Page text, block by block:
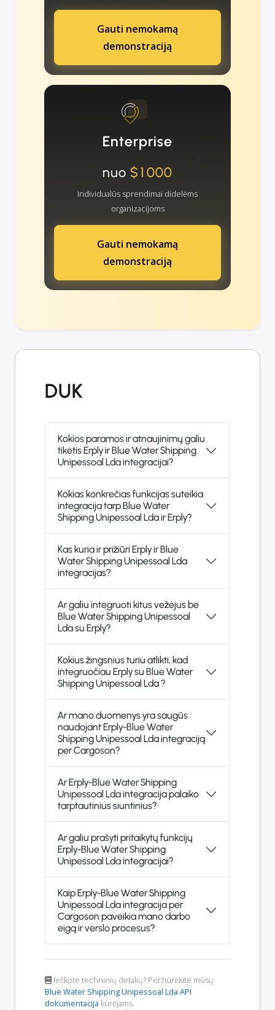
Gauti nemokamą
demonstraciją
Enterprise
nuo $1000
Individualūs sprendimai didelėms
organizacijoms
Gauti nemokamą
demonstraciją
DUK
Kokios paramos ir atnaujinimų galiu
tikėtis Erply ir Blue Water Shipping
Unipessoal Lda integracijai?
Kokias konkrečias funkcijas suteikia
integracija tarp Blue Water
Shipping Unipessoal Lda ir Erply?
Kas kuria ir prižiūri Erply ir Blue
Water Shipping Unipessoal Lda
integracijas?
Ar galiu integruoti kitus vežėjus be
Blue Water Shipping Unipessoal
Lda su Erply?
Kokius žingsnius turiu atlikti, kad
integruočiau Erply su Blue Water
Shipping Unipessoal Lda ?
Ar mano duomenys yra saugūs
naudojant Erply-Blue Water
Shipping Unipessoal Lda integraciją
per Cargoson?
Ar Erply-Blue Water Shipping
Unipessoal Lda integracija palaiko
tarptautinius siuntinius?
Ar galiu prašyti pritaikytų funkcijų
Erply-Blue Water Shipping
Unipessoal Lda integracijai?
Kaip Erply-Blue Water Shipping
Unipessoal Lda integracija per
Cargoson paveikia mano darbo
eigą ir verslo procesus?
Ieškote techninių detalių? Peržiūrėkite mūsų
Blue Water Shipping Unipessoal Lda API
dokumentacija kūrėjams.